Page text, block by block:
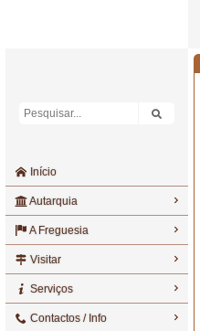
Início
Autarquia
A Freguesia
Visitar
Serviços
Contactos / Info